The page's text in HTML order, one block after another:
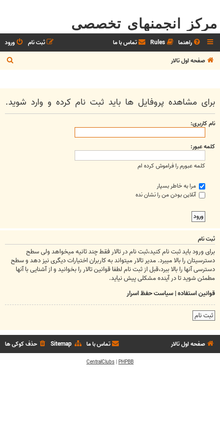
مرکز انجمنهای تخصصی
راهنما Rules تماس با ما ورود
ثبت نام
صفحه اول تالار
س
و
برای مشاهده پروفایل ها باید ثبت نام کرده و وارد شوید.
نام کاربری:
کلمه عبور:
کلمه عبورم را فراموش کرده ام
مرا به خاطر بسپار
آنلاین بودن من را نشان نده
ثبت نام
برای ورود باید ثبت نام کنید،ثبت نام در تالار فقط چند ثانیه میخواهد ولی سطح
دسترسیتان را بالا میبرد. مدیر تالار میتواند به کاربران اختیارات دیگری نیز دهد و سطح
دسترسی آنها را بالا ببرد،قبل از ثبت نام لطفا قوانین تالار را بخوانید و از آشنایی با آنها
مطمئن شوید تا در آینده مشکلی پیش نیاید.
قوانین استفاده|سیاست حفظ اسرار
ثبت نام
صفحه اول تالار حذف کوکی ها Sitemap تماس با ما
PHPBB
|
CentralClubs